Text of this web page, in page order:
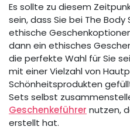
Es sollte zu diesem
sein, dass Sie bei The
ethische
dann ein ethisches
die perfekte Wahl für Sie
mit einer Vielzahl von
Schönheitsprodukten
Sets selbst
Geschenkeführer nutzen,
erstellt hat.